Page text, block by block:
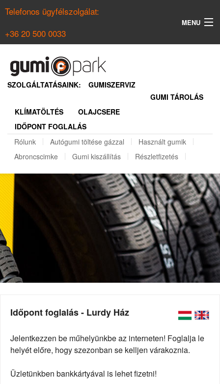
Telefonos ügyfélszolgálat:
+36 20 500 0033
MENU
NYÁRI GUMI KERESŐ
REGISZTRÁCIÓ
SZOLGÁLTATÁSAINK:
GUMISZERVIZ
GUMI TÁROLÁS
KLÍMATÖLTÉS
OLAJCSERE
IDŐPONT FOGLALÁS
Rólunk
Autógumi töltése gázzal
Használt gumik
Abroncscimke
Gumi kiszállítás Részletfizetés
Időpont foglalás - Lurdy Ház
Jelentkezzen be műhelyünkbe az interneten! Foglalja le
helyét előre, hogy szezonban se kelljen várakoznia.
Üzletünkben bankkártyával is lehet fizetni!